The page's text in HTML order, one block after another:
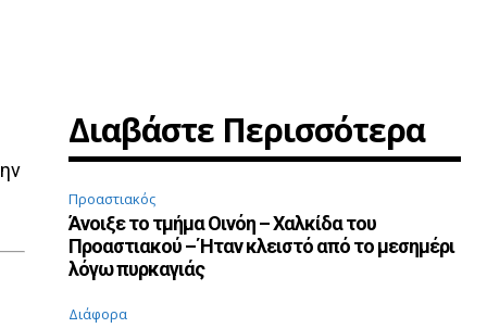
Διαβάστε Περισσότερα
Προαστιακός
Άνοιξε το τμήμα Οινόη – Χαλκίδα του
Προαστιακού – Ήταν κλειστό από το μεσημέρι
λόγω πυρκαγιάς
Διάφορα